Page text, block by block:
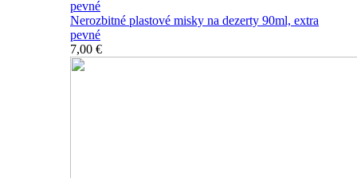
Nerozbitné plastové misky na dezerty 90ml, extra
pevné
7,00 €